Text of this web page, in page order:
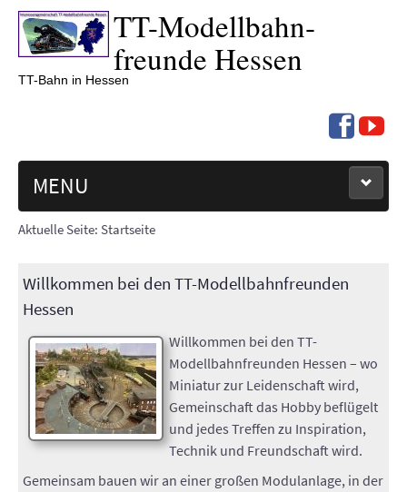
TT-Modell­bahn­
freunde Hessen
TT-Bahn in Hessen
MENU
NEUIGKEITEN
TERMINE '26
ÜBER UNS
AUSSTELLUNGEN
Aktuelle Seite: Startseite
Willkommen bei den TT-Modellbahnfreunden
Hessen
Willkommen bei den TT-
Modellbahnfreunden Hessen – wo
Miniatur zur Leidenschaft wird,
Gemeinschaft das Hobby beflügelt
und jedes Treffen zu Inspiration,
Technik und Freundschaft wird.
Gemeinsam bauen wir an einer großen Modulanlage, in der